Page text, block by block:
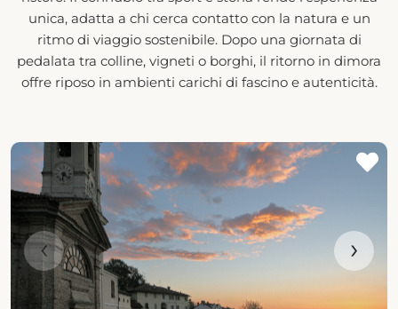
unica, adatta a chi cerca contatto con la natura e un
ritmo di viaggio sostenibile. Dopo una giornata di
pedalata tra colline, vigneti o borghi, il ritorno in dimora
offre riposo in ambienti carichi di fascino e autenticità.
‹ ›